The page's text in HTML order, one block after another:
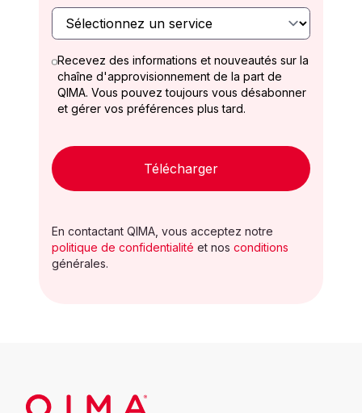
Recevez des informations et nouveautés sur la
chaîne d'approvisionnement de la part de
QIMA. Vous pouvez toujours vous désabonner
et gérer vos préférences plus tard.
Télécharger
En contactant QIMA, vous acceptez notre
politique de confidentialité et nos conditions
générales.